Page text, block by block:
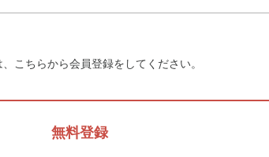
こちらから会員登録をしてください。
無料登録